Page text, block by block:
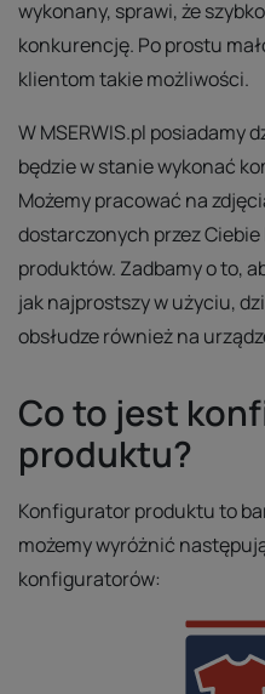
wykonany, sprawi, że
konkurencję. Po prostu
klientom takie możliwości.
W MSERWIS.pl posiadamy
będzie w stanie wykonać
Możemy pracować na
dostarczonych przez
produktów. Zadbamy o to,
jak najprostszy w użyciu,
obsłudze również na
Co to jest
produktu?
Konfigurator produktu to
możemy wyróżnić
konfiguratorów: